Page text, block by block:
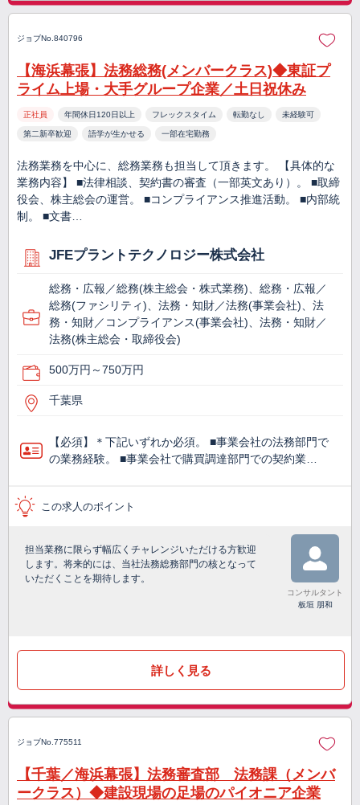
ジョブNo.840796
【海浜幕張】法務総務(メンバークラス)◆東証プ
ライム上場・大手グループ企業／土日祝休み
正社員 年間休日120日以上 フレックスタイム 転勤なし 未経験可
第二新卒歓迎 語学が生かせる 一部在宅勤務
法務業務を中心に、総務業務も担当して頂きます。 【具体的な
業務内容】 ■法律相談、契約書の審査（一部英文あり）。 ■取締
役会、株主総会の運営。 ■コンプライアンス推進活動。 ■内部統
制。 ■文書…
JFEプラントテクノロジー株式会社
総務・広報／総務(株主総会・株式業務)、総務・広報／
総務(ファシリティ)、法務・知財／法務(事業会社)、法
務・知財／コンプライアンス(事業会社)、法務・知財／
法務(株主総会・取締役会)
500万円～750万円
千葉県
【必須】＊下記いずれか必須。 ■事業会社の法務部門で
の業務経験。 ■事業会社で購買調達部門での契約業…
この求人のポイント
担当業務に限らず幅広くチャレンジいただける方歓迎
します。将来的には、当社法務総務部門の核となって
いただくことを期待します。
コンサルタント
板垣 朋和
詳しく見る
ジョブNo.775511
【千葉／海浜幕張】法務審査部 法務課（メンバ
ークラス）◆建設現場の足場のパイオニア企業